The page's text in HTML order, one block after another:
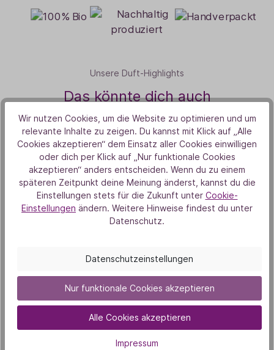
Unsere Duft-Highlights
Das könnte dich auch
interessieren
Bestseller
Zitronenöl
(1.180,00 € / 1000 ml)
5,90 €
Wir nutzen Cookies, um die Website zu optimieren und um
relevante Inhalte zu zeigen. Du kannst mit Klick auf „Alle
Cookies akzeptieren“ dem Einsatz aller Cookies einwilligen
oder dich per Klick auf „Nur funktionale Cookies
akzeptieren“ anders entscheiden. Wenn du zu einem
späteren Zeitpunkt deine Meinung änderst, kannst du die
Einstellungen stets für die Zukunft unter Cookie-
Einstellungen ändern. Weitere Hinweise findest du unter
Datenschutz.
Datenschutzeinstellungen
Nur funktionale Cookies akzeptieren
Alle Cookies akzeptieren
Impressum